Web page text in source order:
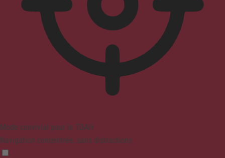
Mode convivial pour le TDAH
Navigation concentrée, sans distractions